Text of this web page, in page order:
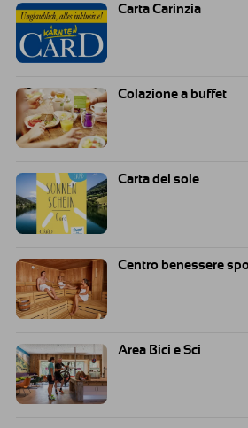
Carta Carinzia
Colazione a buffet
Carta del sole
Centro benessere
Area Bici e Sci